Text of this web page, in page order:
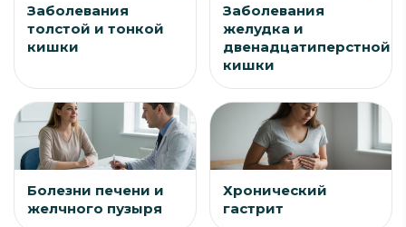
Заболевания
толстой и тонкой
кишки
Заболевания
желудка и
двенадцатиперстной
кишки
Болезни печени и
желчного пузыря
Хронический
гастрит